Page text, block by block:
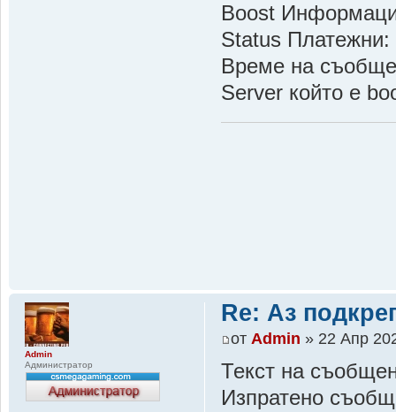
Boost
Status Платежни:
Време на
Server който е
Re: Аз
отAdmin » 22 Апр
Текст на
Изпратено
Admin
Администратор